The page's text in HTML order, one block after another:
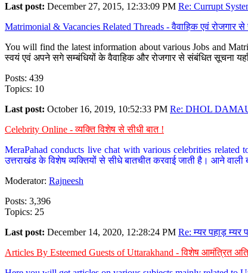
Last post: December 27, 2015, 12:33:09 PM Re: Currupt
Matrimonial & Vacancies Related Threads - वैवाहिक एवं रोजगार से
You will find the latest information about various Jobs and
स्वयं एवं अपने सगे सम्बंधियों के वैवाहिक और रोजगार से संबंधित सूचना
Posts: 439
Topics: 10
Last post: October 16, 2019, 10:52:33 PM Re: DHOL
Celebrity Online - व्यक्ति विशेष से सीधी बात !
MeraPahad conducts live chat with various celebrities
उत्तराखंड के विशेष व्यक्तियों से सीधे बातचीत करवाई जाती है। आने
Moderator: Rajneesh
Posts: 3,396
Topics: 25
Last post: December 14, 2020, 12:28:24 PM Re: म्यर पहाड़ म्यर
Articles By Esteemed Guests of Uttarakhand - विशेष आमंत्रित